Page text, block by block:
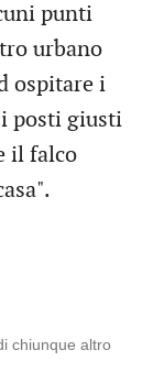
punti
urbano
ospitare i
posti giusti
il falco
chiunque altro